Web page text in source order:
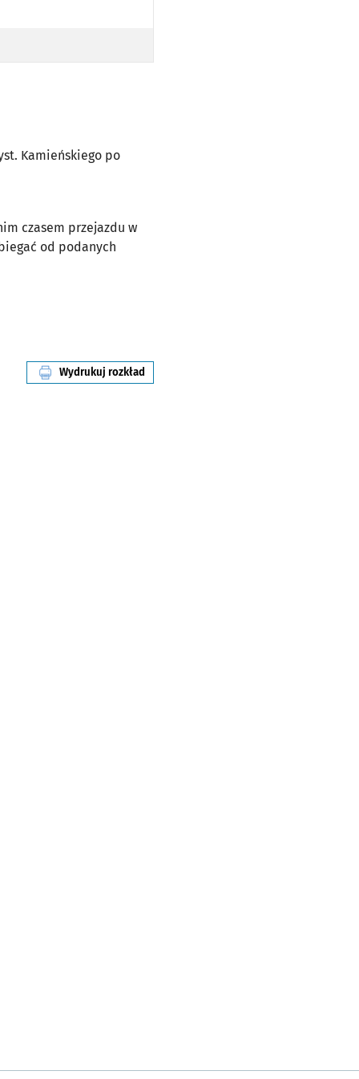
Kamieńskiego po
czasem przejazdu w
od podanych
Wydrukuj rozkład
linii nr 144